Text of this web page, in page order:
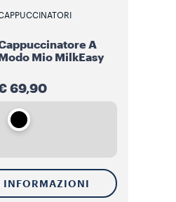
A
Modo Mio MilkEasy
69,90
INFORMAZIONI